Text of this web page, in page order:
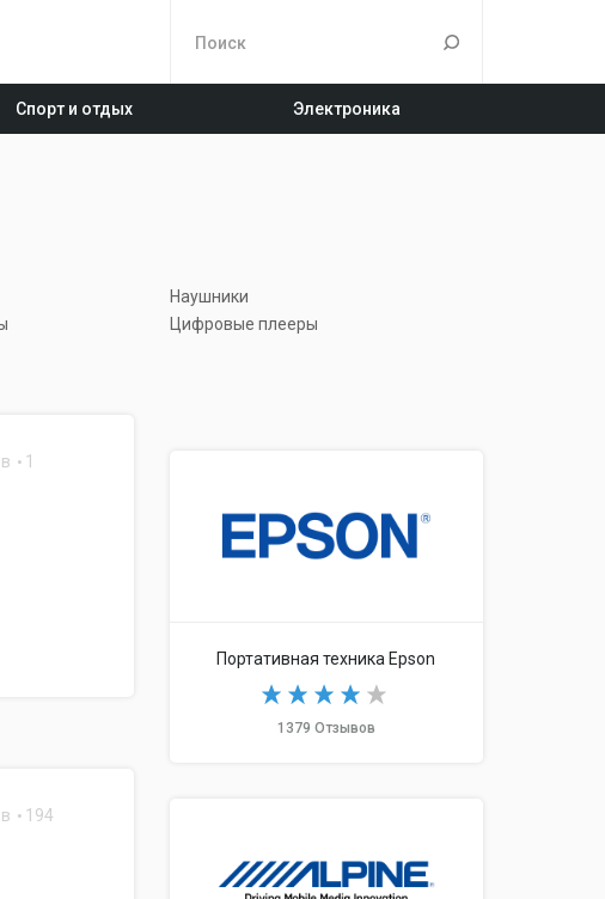
Спорт и отдых Электроника
Наушники
Цифровые плееры
1
194
Портативная техника Epson
1379 Отзывов